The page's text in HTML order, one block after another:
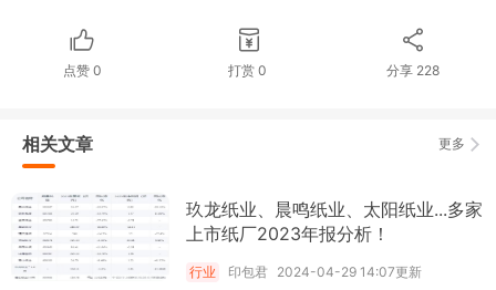
点赞0 打赏0 分享 228
更多
相关文章
玖龙纸业、晨鸣纸业、太阳纸业...多家
上市纸厂2023年报分析！
行业 印包君 2024-04-29 14:07更新